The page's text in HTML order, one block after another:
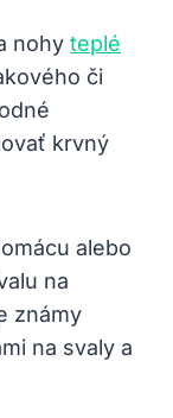
nohy teplé
či
krvný
alebo
na
známy
na svaly a